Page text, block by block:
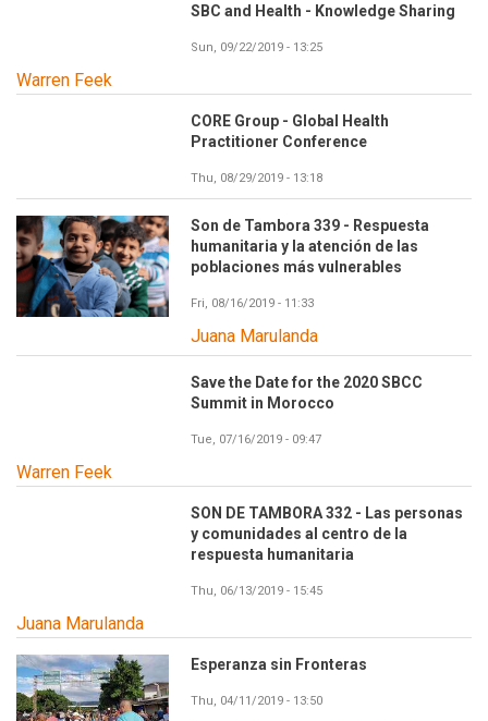
SBC and Health - Knowledge Sharing
Sun, 09/22/2019 - 13:25
Warren Feek
CORE Group - Global Health
Practitioner Conference
Thu, 08/29/2019 - 13:18
Son de Tambora 339 - Respuesta
humanitaria y la atención de las
poblaciones más vulnerables
Fri, 08/16/2019 - 11:33
Juana Marulanda
Save the Date for the 2020 SBCC
Summit in Morocco
Tue, 07/16/2019 - 09:47
Warren Feek
SON DE TAMBORA 332 - Las personas
y comunidades al centro de la
respuesta humanitaria
Thu, 06/13/2019 - 15:45
Juana Marulanda
Esperanza sin Fronteras
Thu, 04/11/2019 - 13:50